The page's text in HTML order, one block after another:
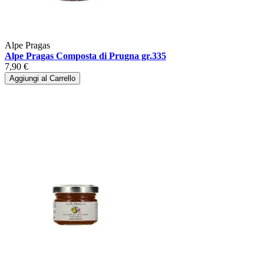
Alpe Pragas
Alpe Pragas Composta di Prugna gr.335
7,90 €
Aggiungi al Carrello